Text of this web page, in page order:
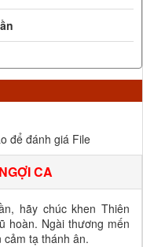
để đánh giá File
CA
hãy chúc khen Thiên
hoàn. Ngài thương mến
tạ thánh ân.